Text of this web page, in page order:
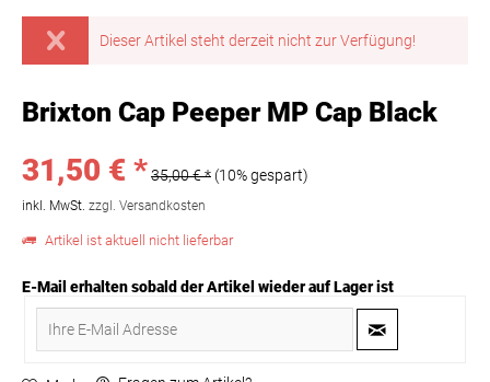
Dieser Artikel steht derzeit nicht zur Verfügung!
Brixton Cap Peeper MP Cap Black
31,50 € *35,00 € * (10% gespart)
inkl. MwSt. zzgl. Versandkosten
Artikel ist aktuell nicht lieferbar
E-Mail erhalten sobald der Artikel wieder auf Lager ist